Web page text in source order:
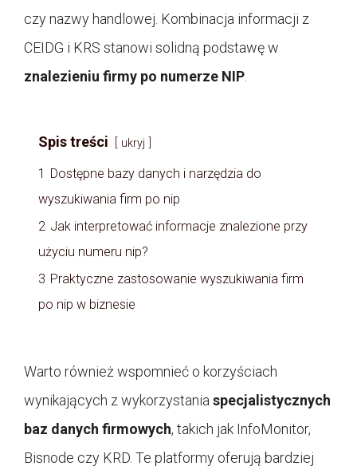
czy nazwy handlowej. Kombinacja informacji z
CEIDG i KRS stanowi solidną podstawę w
znalezieniu firmy po numerze NIP.
Spis treści ukryj
1
Dostępne bazy danych i narzędzia do
wyszukiwania firm po nip
2 Jak interpretować informacje znalezione przy
użyciu numeru nip?
3 Praktyczne zastosowanie wyszukiwania firm
po nip w biznesie
Warto również wspomnieć o korzyściach
wynikających z wykorzystaniaspecjalistycznych
baz danych firmowych, takich jak InfoMonitor,
Bisnode czy KRD. Te platformy oferują bardziej